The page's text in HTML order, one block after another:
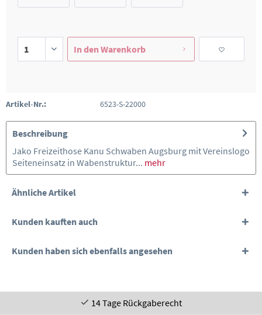
In den Warenkorb
Artikel-Nr.: 6523-S-22000
Beschreibung
Jako Freizeithose Kanu Schwaben Augsburg mit Vereinslogo
Seiteneinsatz in Wabenstruktur... mehr
Ähnliche Artikel
Kunden kauften auch
Kunden haben sich ebenfalls angesehen
14 Tage Rückgaberecht